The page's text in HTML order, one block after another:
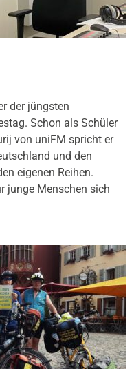
der jüngsten
Schon als Schüler
von uniFM spricht er
und den
eigenen Reihen.
junge Menschen sich